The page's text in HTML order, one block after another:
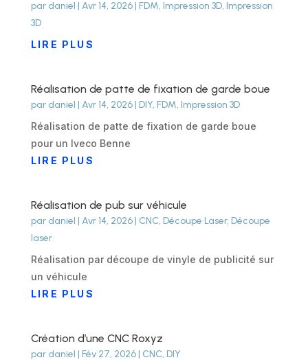
par daniel | Avr 14, 2026| FDM, Impression 3D, Impression
3D
LIRE PLUS
Réalisation de patte de fixation de garde boue
par daniel | Avr 14, 2026| DIY, FDM, Impression 3D
Réalisation de patte de fixation de garde boue
pour un Iveco Benne
LIRE PLUS
Réalisation de pub sur véhicule
par daniel | Avr 14, 2026| CNC, Découpe Laser, Découpe
laser
Réalisation par découpe de vinyle de publicité sur
un véhicule
LIRE PLUS
Création d’une CNC Roxyz
par daniel | Fév 27, 2026| CNC, DIY